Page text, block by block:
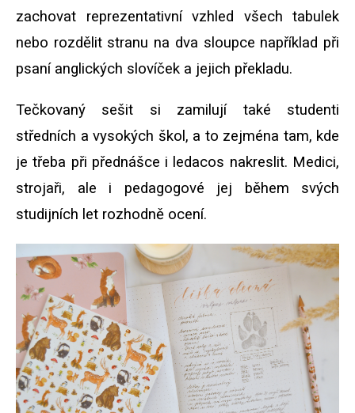
zachovat reprezentativní vzhled všech tabulek
nebo rozdělit stranu na dva sloupce například při
psaní anglických slovíček a jejich překladu.
Tečkovaný sešit si zamilují také studenti
středních a vysokých škol, a to zejména tam, kde
je třeba při přednášce i ledacos nakreslit. Medici,
strojaři, ale i pedagogové jej během svých
studijních let rozhodně ocení.